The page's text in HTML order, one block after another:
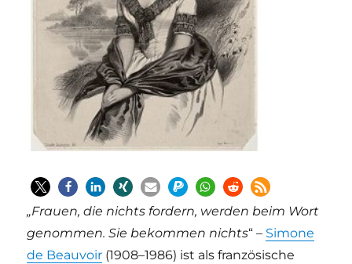
„Frauen, die nichts fordern, werden beim Wort
genommen. Sie bekommen nichts“ – Simone
de Beauvoir (1908–1986) ist als französische